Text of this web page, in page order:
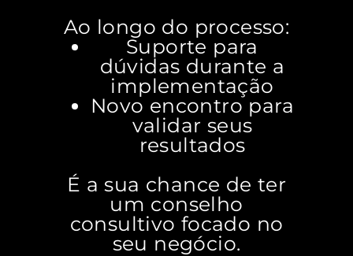
Ao longo do processo:
Suporte para
dúvidas durante a
implementação
Novo encontro para
validar seus
resultados
É a sua chance de ter
um conselho
consultivo focado no
seu negócio.